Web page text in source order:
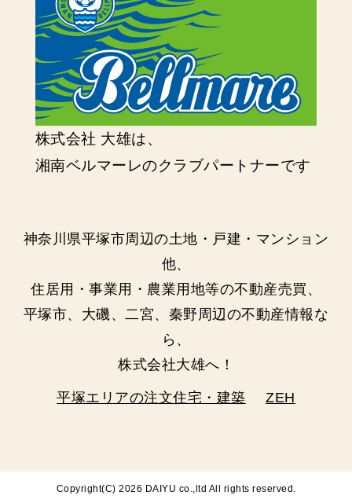
株式会社 大雄は、
湘南ベルマーレのクラブパートナーです
神奈川県平塚市周辺の土地・戸建・マンション
他、
住居用・事業用・農業用地等の不動産売買、
平塚市、大磯、二宮、秦野周辺の不動産情報な
ら、
株式会社大雄へ！
平塚エリアの注文住宅・建築 ZEH
Copyright(C) 2026 DAIYU co.,ltd All rights reserved.